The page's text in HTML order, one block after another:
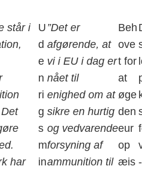
står i
har
U
d
e
n
ri
g
s
m
in
”Det er
afgørende, at
vi i EU i dag er
nået til
enighed om at
sikre en hurtig
og vedvarende
forsyning af
ammunition til
Beh
ove
t for
at
øge
den
eur
op
æis